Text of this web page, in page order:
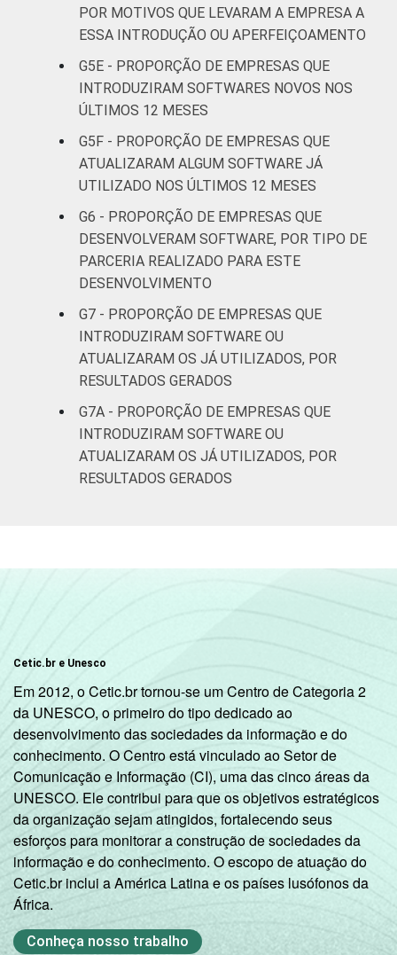
POR MOTIVOS QUE LEVARAM A EMPRESA A
ESSA INTRODUÇÃO OU APERFEIÇOAMENTO
G5E - PROPORÇÃO DE EMPRESAS QUE
INTRODUZIRAM SOFTWARES NOVOS NOS
ÚLTIMOS 12 MESES
G5F - PROPORÇÃO DE EMPRESAS QUE
ATUALIZARAM ALGUM SOFTWARE JÁ
UTILIZADO NOS ÚLTIMOS 12 MESES
G6 - PROPORÇÃO DE EMPRESAS QUE
DESENVOLVERAM SOFTWARE, POR TIPO DE
PARCERIA REALIZADO PARA ESTE
DESENVOLVIMENTO
G7 - PROPORÇÃO DE EMPRESAS QUE
INTRODUZIRAM SOFTWARE OU
ATUALIZARAM OS JÁ UTILIZADOS, POR
RESULTADOS GERADOS
G7A - PROPORÇÃO DE EMPRESAS QUE
INTRODUZIRAM SOFTWARE OU
ATUALIZARAM OS JÁ UTILIZADOS, POR
RESULTADOS GERADOS
Cetic.br e Unesco
Em 2012, o Cetic.br tornou-se um Centro de Categoria 2
da UNESCO, o primeiro do tipo dedicado ao
desenvolvimento das sociedades da informação e do
conhecimento. O Centro está vinculado ao Setor de
Comunicação e Informação (CI), uma das cinco áreas da
UNESCO. Ele contribui para que os objetivos estratégicos
da organização sejam atingidos, fortalecendo seus
esforços para monitorar a construção de sociedades da
informação e do conhecimento. O escopo de atuação do
Cetic.br inclui a América Latina e os países lusófonos da
África.
Conheça nosso trabalho